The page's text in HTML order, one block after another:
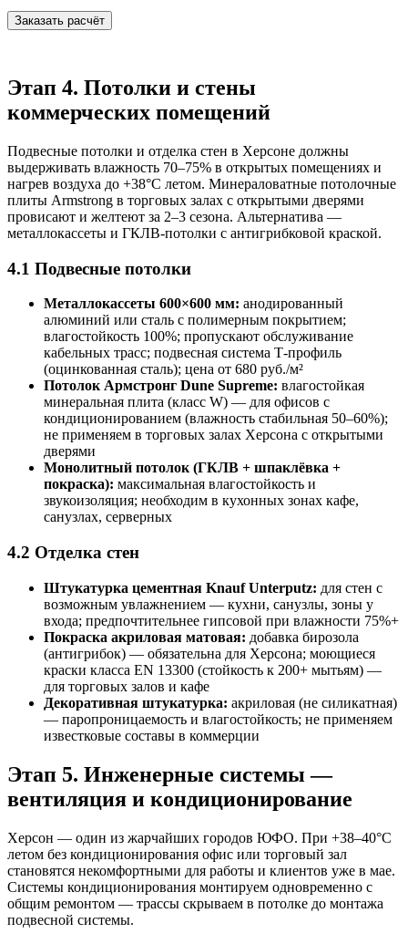
Заказать расчёт
Этап 4. Потолки и стены
коммерческих помещений
Подвесные потолки и отделка стен в Херсоне должны
выдерживать влажность 70–75% в открытых помещениях и
нагрев воздуха до +38°C летом. Минераловатные потолочные
плиты Armstrong в торговых залах с открытыми дверями
провисают и желтеют за 2–3 сезона. Альтернатива —
металлокассеты и ГКЛВ-потолки с антигрибковой краской.
4.1 Подвесные потолки
Металлокассеты 600×600 мм: анодированный
алюминий или сталь с полимерным покрытием;
влагостойкость 100%; пропускают обслуживание
кабельных трасс; подвесная система Т-профиль
(оцинкованная сталь); цена от 680 руб./м²
Потолок Армстронг Dune Supreme: влагостойкая
минеральная плита (класс W) — для офисов с
кондиционированием (влажность стабильная 50–60%);
не применяем в торговых залах Херсона с открытыми
дверями
Монолитный потолок (ГКЛВ + шпаклёвка +
покраска): максимальная влагостойкость и
звукоизоляция; необходим в кухонных зонах кафе,
санузлах, серверных
4.2 Отделка стен
Штукатурка цементная Knauf Unterputz: для стен с
возможным увлажнением — кухни, санузлы, зоны у
входа; предпочтительнее гипсовой при влажности 75%+
Покраска акриловая матовая: добавка бирозола
(антигрибок) — обязательна для Херсона; моющиеся
краски класса EN 13300 (стойкость к 200+ мытьям) —
для торговых залов и кафе
Декоративная штукатурка: акриловая (не силикатная)
— паропроницаемость и влагостойкость; не применяем
известковые составы в коммерции
Этап 5. Инженерные системы —
вентиляция и кондиционирование
Херсон — один из жарчайших городов ЮФО. При +38–40°C
летом без кондиционирования офис или торговый зал
становятся некомфортными для работы и клиентов уже в мае.
Системы кондиционирования монтируем одновременно с
общим ремонтом — трассы скрываем в потолке до монтажа
подвесной системы.